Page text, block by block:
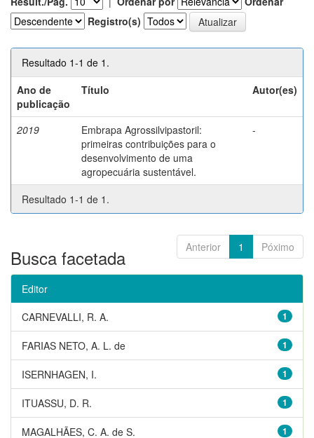
Registro(s)
Resultado 1-1 de 1.
Ano de
publicação
Título Autor(es)
2019
Embrapa Agrossilvipastoril:
primeiras contribuições para o
desenvolvimento de uma
agropecuária sustentável.
-
Resultado 1-1 de 1.
Anterior 1 Póximo
Busca facetada
Editor
1
CARNEVALLI, R. A.
1
FARIAS NETO, A. L. de
1
ISERNHAGEN, I.
1
ITUASSU, D. R.
1
MAGALHÃES, C. A. de S.